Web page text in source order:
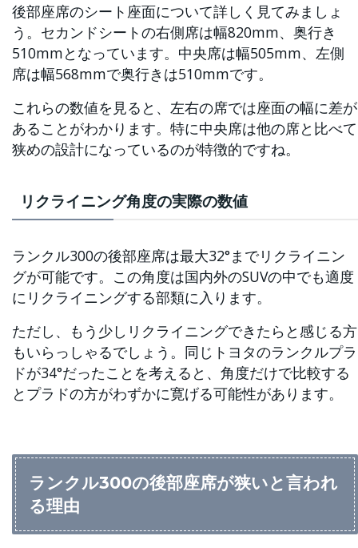
後部座席のシート座面について詳しく見てみましょ
う。セカンドシートの右側席は幅820mm、奥行き
510mmとなっています。中央席は幅505mm、左側
席は幅568mmで奥行きは510mmです。
これらの数値を見ると、左右の席では座面の幅に差が
あることがわかります。特に中央席は他の席と比べて
狭めの設計になっているのが特徴的ですね。
リクライニング角度の実際の数値
ランクル300の後部座席は最大32°までリクライニン
グが可能です。この角度は国内外のSUVの中でも適度
にリクライニングする部類に入ります。
ただし、もう少しリクライニングできたらと感じる方
もいらっしゃるでしょう。同じトヨタのランクルプラ
ドが34°だったことを考えると、角度だけで比較する
とプラドの方がわずかに寛げる可能性があります。
ランクル300の後部座席が狭いと言われ
る理由